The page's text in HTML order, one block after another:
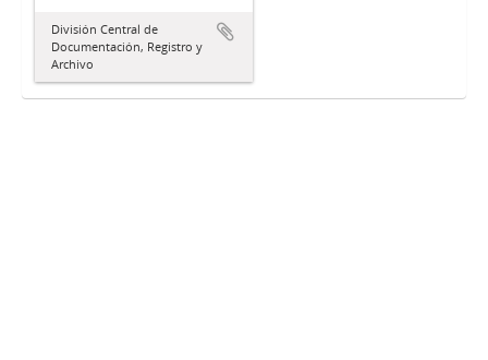
División Central de
Documentación, Registro y
Archivo